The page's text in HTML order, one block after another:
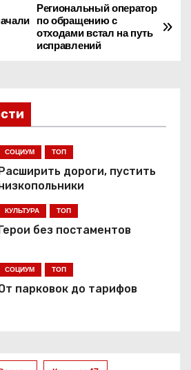
Региональный оператор
по обращению с
отходами встал на путь
исправлений
СОЦИУМ ТОП
дороги, пустить
КУЛЬТУРА ТОП
без постаментов
СОЦИУМ ТОП
парковок до тарифов